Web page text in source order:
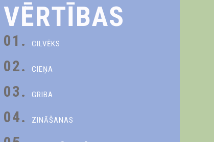
VĒRTĪBAS
01. CILVĒKS
02. CIEŅA
03. GRIBA
04. ZINĀŠANAS